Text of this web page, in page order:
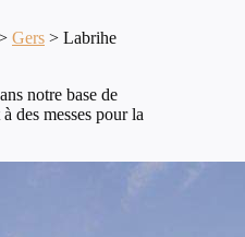
Gers > Labrihe
notre base de
des messes pour la